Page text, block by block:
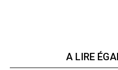
A LIRE